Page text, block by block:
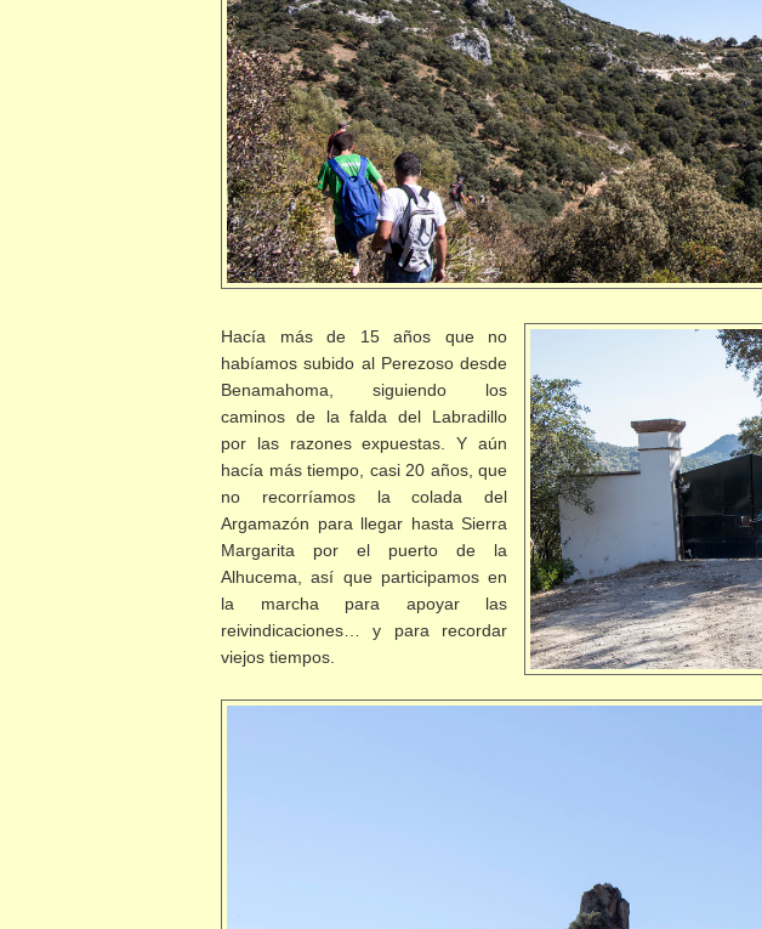
Hacía más de 15 años que no
habíamos subido al Perezoso desde
Benamahoma, siguiendo los
caminos de la falda del Labradillo
por las razones expuestas. Y aún
hacía más tiempo, casi 20 años, que
no recorríamos la colada del
Argamazón para llegar hasta Sierra
Margarita por el puerto de la
Alhucema, así que participamos en
la marcha para apoyar las
reivindicaciones… y para recordar
viejos tiempos.